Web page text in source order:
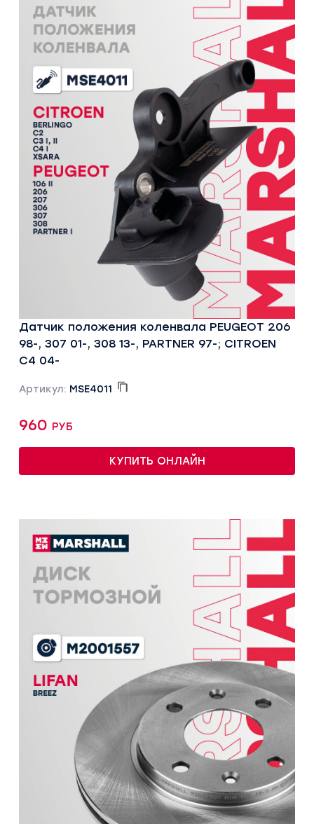
Датчик положения коленвала PEUGEOT 206
98-, 307 01-, 308 13-, PARTNER 97-; CITROEN
C4 04-
Артикул: MSE4011
960 руб
КУПИТЬ ОНЛАЙН